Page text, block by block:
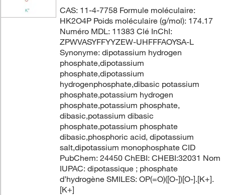
CAS: 11-4-7758 Formule moléculaire:
HK2O4P Poids moléculaire (g/mol): 174.17
Numéro MDL: 11383 Clé InChI:
ZPWVASYFFYYZEW-UHFFFAOYSA-L
Synonyme: dipotassium hydrogen
phosphate,dipotassium
phosphate,dipotassium
hydrogenphosphate,dibasic potassium
phosphate,potassium hydrogen
phosphate,potassium phosphate,
dibasic,potassium dibasic
phosphate,potassium phosphate
dibasic,phosphoric acid, dipotassium
salt,dipotassium monophosphate CID
PubChem: 24450 ChEBI: CHEBI:32031 Nom
IUPAC: dipotassique ; phosphate
d’hydrogène SMILES: OP(=O)([O-])[O-].[K+].
[K+]